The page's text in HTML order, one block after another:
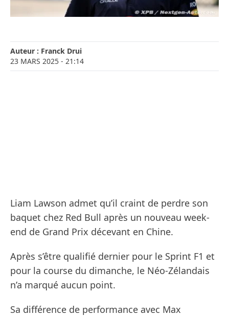
Auteur : Franck Drui
23 MARS 2025 - 21:14
Liam Lawson admet qu’il craint de perdre son
baquet chez Red Bull après un nouveau week-
end de Grand Prix décevant en Chine.
Après s’être qualifié dernier pour le Sprint F1 et
pour la course du dimanche, le Néo-Zélandais
n’a marqué aucun point.
Sa différence de performance avec Max